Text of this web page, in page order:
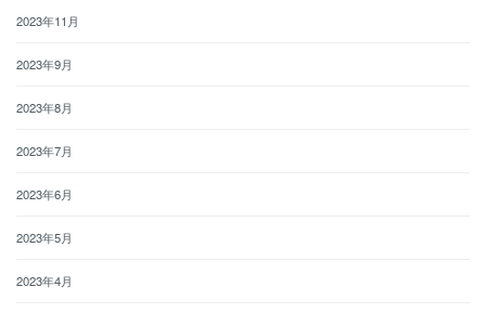
2023年11月
2023年9月
2023年8月
2023年7月
2023年6月
2023年5月
2023年4月